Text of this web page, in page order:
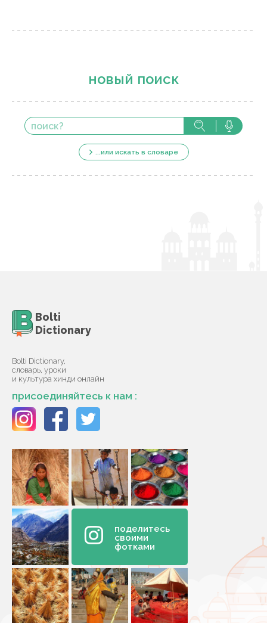
новый поиск
...или искать в словаре
Bolti
Dictionary
Bolti Dictionary,
словарь, уроки
и культура хинди онлайн
присоединяйтесь к нам :
поделитесь
своими
фотками